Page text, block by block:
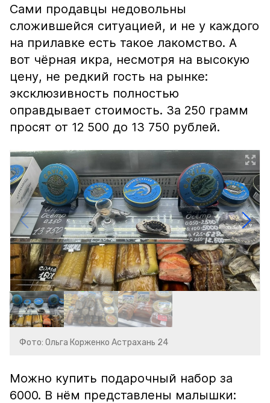
Сами продавцы недовольны
сложившейся ситуацией, и не у каждого
на прилавке есть такое лакомство. А
вот чёрная икра, несмотря на высокую
цену, не редкий гость на рынке:
эксклюзивность полностью
оправдывает стоимость. За 250 грамм
просят от 12 500 до 13 750 рублей.
Фото: Ольга Корженко Астрахань 24
Можно купить подарочный набор за
6000. В нём представлены малышки: